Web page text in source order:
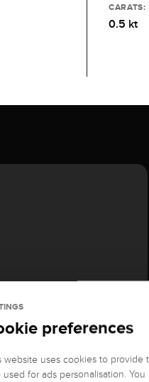
CARATS:
0.5 kt
preferences
website uses cookies to provide
used for ads personalisation.